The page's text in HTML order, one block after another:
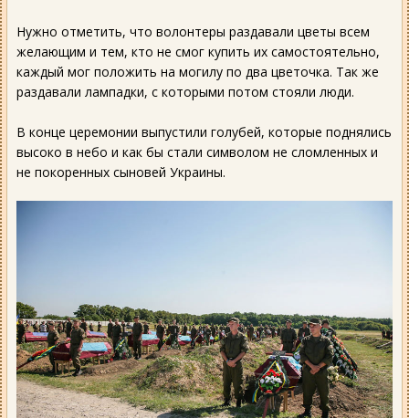
Нужно отметить, что волонтеры раздавали цветы всем
желающим и тем, кто не смог купить их самостоятельно,
каждый мог положить на могилу по два цветочка. Так же
раздавали лампадки, с которыми потом стояли люди.
В конце церемонии выпустили голубей, которые поднялись
высоко в небо и как бы стали символом не сломленных и
не покоренных сыновей Украины.